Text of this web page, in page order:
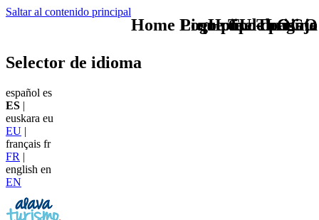
Saltar al contenido principal
TU - LOGO
Selector de idioma
español es
ES |
euskara eu
EU |
français fr
FR |
english en
EN
que tipo de viaje
Home Logo pie de página
Pie Home Turismo